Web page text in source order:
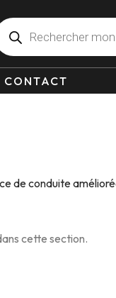
CONTACT
de conduite
cette section.